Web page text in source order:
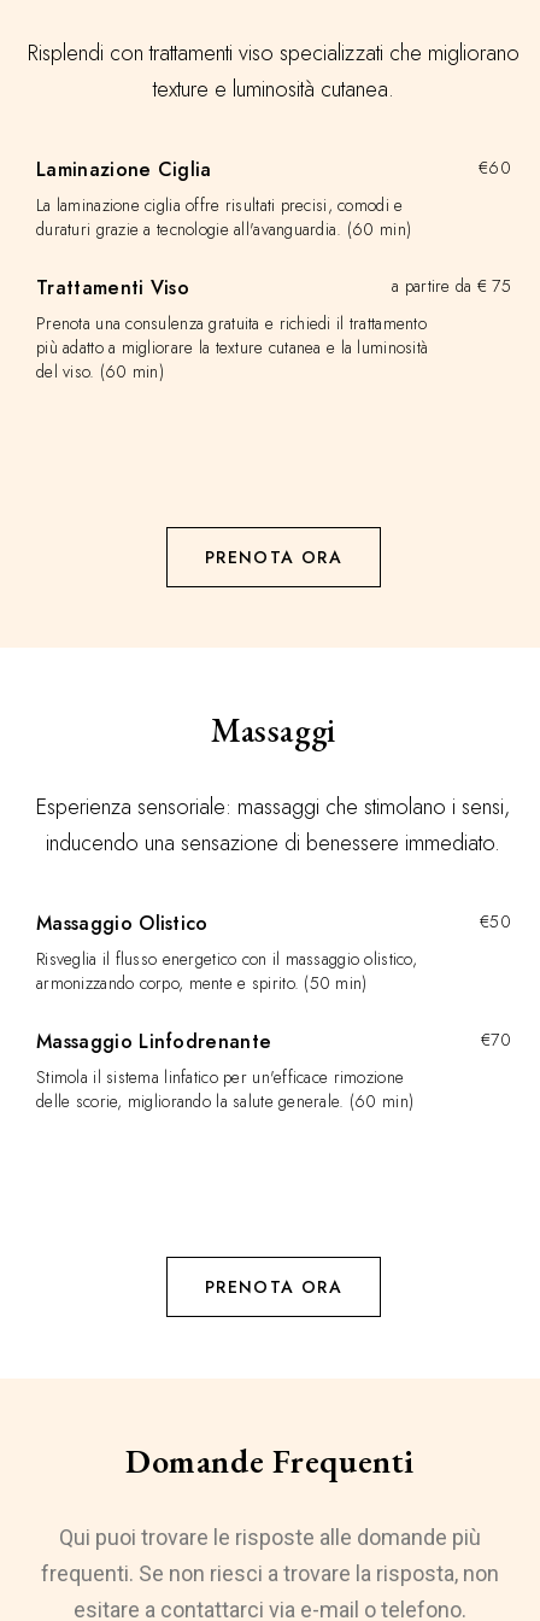
Risplendi con trattamenti viso specializzati che migliorano
texture e luminosità cutanea.
Laminazione Ciglia
€60
La laminazione ciglia offre risultati precisi, comodi e
duraturi grazie a tecnologie all'avanguardia. (60 min)
Trattamenti Viso
a partire da € 75
Prenota una consulenza gratuita e richiedi il trattamento
più adatto a migliorare la texture cutanea e la luminosità
del viso. (60 min)
PRENOTA ORA
Massaggi
Esperienza sensoriale: massaggi che stimolano i sensi,
inducendo una sensazione di benessere immediato.
Massaggio Olistico
€50
Risveglia il flusso energetico con il massaggio olistico,
armonizzando corpo, mente e spirito. (50 min)
Massaggio Linfodrenante
€70
Stimola il sistema linfatico per un'efficace rimozione
delle scorie, migliorando la salute generale. (60 min)
PRENOTA ORA
Domande Frequenti
Qui puoi trovare le risposte alle domande più
frequenti. Se non riesci a trovare la risposta, non
esitare a contattarci via e-mail o telefono.